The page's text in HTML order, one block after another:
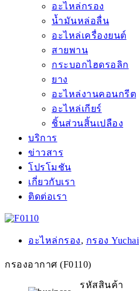
อะไหล่กรอง
น้ำมันหล่อลื่น
อะไหล่เครื่องยนต์
สายพาน
กระบอกไฮดรอลิก
ยาง
อะไหล่งานคอนกรีต
อะไหล่เกียร์
ชิ้นส่วนสิ้นเปลือง
บริการ
ข่าวสาร
โปรโมชัน
เกี่ยวกับเรา
ติดต่อเรา
อะไหล่กรอง, กรอง Yuchai
กรองอากาศ (F0110)
รหัสสินค้า